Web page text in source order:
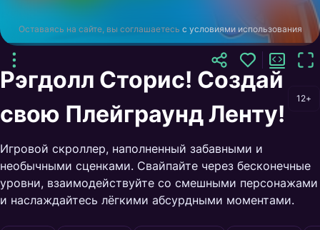
Оставаясь на сайте, вы соглашаетесь с условиями использования
Рэгдолл Сторис! Создай
свою Плейграунд Ленту!
12+
Игровой скроллер, наполненный забавными и
необычными сценками. Свайпайте через бесконечные
уровни, взаимодействуйте со смешными персонажами
и наслаждайтесь лёгкими абсурдными моментами.